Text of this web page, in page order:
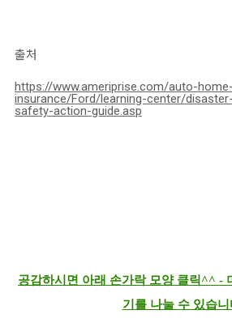
출처
https://www.ameriprise.com/auto-home-
insurance/Ford/learning-center/
safety-action-guide.asp
공감하시면 아래 손가락 모양 클릭^^ -
기를 나눌 수 있습니